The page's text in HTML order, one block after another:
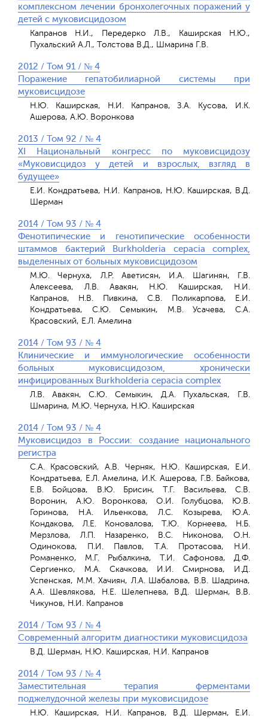
комплексном лечении бронхолегочных поражений у
детей с муковисцидозом
Капранов Н.И., Передерко Л.В., Каширская Н.Ю.,
Пухальский А.Л., Толстова В.Д., Шмарина Г.В.
2012 / Том 91 / № 4
Поражение гепатобилиарной системы при
муковисцидозе
Н.Ю. Каширская, Н.И. Капранов, З.А. Кусова, И.К.
Ашерова, А.Ю. Воронкова
2013 / Том 92 / № 4
XI Национальный конгресс по муковисцидозу
«Муковисцидоз у детей и взрослых, взгляд в
будущее»
Е.И. Кондратьева, Н.И. Капранов, Н.Ю. Каширская, В.Д.
Шерман
2014 / Том 93 / № 4
Фенотипические и генотипические особенности
штаммов бактерий Burkholderia cepacia complex,
выделенных от больных муковисцидозом
М.Ю. Чернуха, Л.Р. Аветисян, И.А. Шагинян, Г.В.
Алексеева, Л.В. Авакян, Н.Ю. Каширская, Н.И.
Капранов, Н.В. Пивкина, С.В. Поликарпова, Е.И.
Кондратьева, С.Ю. Семыкин, М.В. Усачева, С.А.
Красовский, Е.Л. Амелина
2014 / Том 93 / № 4
Клинические и иммунологические особенности
больных муковисцидозом, хронически
инфицированных Burkholderia cepacia complex
Л.В. Авакян, С.Ю. Семыкин, Д.А. Пухальская, Г.В.
Шмарина, М.Ю. Чернуха, Н.Ю. Каширская
2014 / Том 93 / № 4
Муковисцидоз в России: создание национального
регистра
С.А. Красовский, А.В. Черняк, Н.Ю. Каширская, Е.И.
Кондратьева, Е.Л. Амелина, И.К. Ашерова, Г.В. Байкова,
Е.В. Бойцова, В.Ю. Брисин, Т.Г. Васильева, С.В.
Воронин, А.Ю. Воронкова, О.И. Голубцова, Ю.В.
Горинова, Н.А. Ильенкова, Л.С. Козырева, Ю.А.
Кондакова, Л.Е. Коновалова, Т.Ю. Корнеева, Н.Б.
Мерзлова, Л.П. Назаренко, В.С. Никонова, О.Н.
Одинокова, П.И. Павлов, Т.А. Протасова, Н.И.
Романенко, М.Г. Рыбалкина, Т.И. Сафонова, Д.Ф.
Сергиенко, М.А. Скачкова, И.И. Смирнова, И.Д.
Успенская, М.M. Хачиян, Л.А. Шабалова, В.В. Шадрина,
А.А. Шевлякова, Н.Е. Шелепнева, В.Д. Шерман, В.В.
Чикунов, Н.И. Капранов
2014 / Том 93 / № 4
Современный алгоритм диагностики муковисцидоза
В.Д. Шерман, Н.Ю. Каширская, Н.И. Капранов
2014 / Том 93 / № 4
Заместительная терапия ферментами
поджелудочной железы при муковисцидозе
Н.Ю. Каширская, Н.И. Капранов, В.Д. Шерман, Е.И.